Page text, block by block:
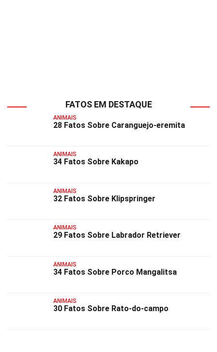
FATOS EM DESTAQUE
ANIMAIS
28 Fatos Sobre Caranguejo-eremita
ANIMAIS
34 Fatos Sobre Kakapo
ANIMAIS
32 Fatos Sobre Klipspringer
ANIMAIS
29 Fatos Sobre Labrador Retriever
ANIMAIS
34 Fatos Sobre Porco Mangalitsa
ANIMAIS
30 Fatos Sobre Rato-do-campo